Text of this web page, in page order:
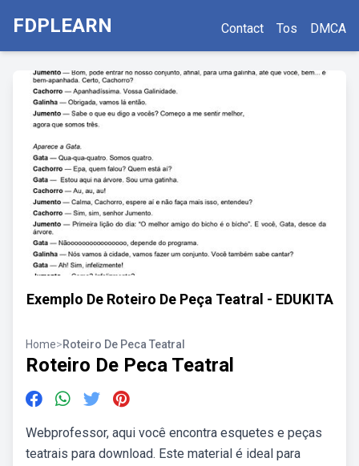
FDPLEARN Contact Tos DMCA
Exemplo De Roteiro De Peça Teatral - EDUKITA
Home>Roteiro De Peca Teatral
Roteiro De Peca Teatral
Webprofessor, aqui você encontra esquetes e peças
teatrais para download. Este material é ideal para